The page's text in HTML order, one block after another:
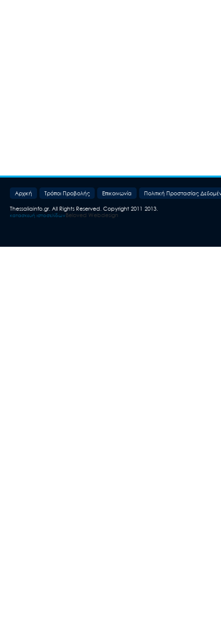
Aρχική Τρόποι Προβολής Επικοινωνία Πολιτική Προστασίας
Thessaliainfo.gr. All Rights Reserved. Copyright 2011-2013.
κατασκευή ιστοσελίδωνBeloved Webdesign